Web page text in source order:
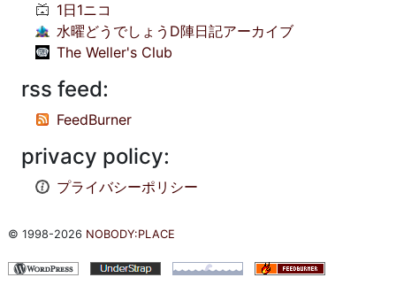
1日1ニコ
水曜どうでしょうD陣日記アーカイブ
The Weller's Club
rss feed:
FeedBurner
privacy policy:
プライバシーポリシー
© 1998-2026 NOBODY:PLACE